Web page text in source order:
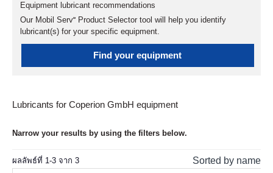
Equipment lubricant recommendations
Our Mobil Serv℠ Product Selector tool will help you identify
lubricant(s) for your specific equipment.
Find your equipment
Lubricants for Coperion GmbH equipment
Narrow your results by using the filters below.
ผลลัพธ์ที่ 1-3 จาก 3 Sorted by name